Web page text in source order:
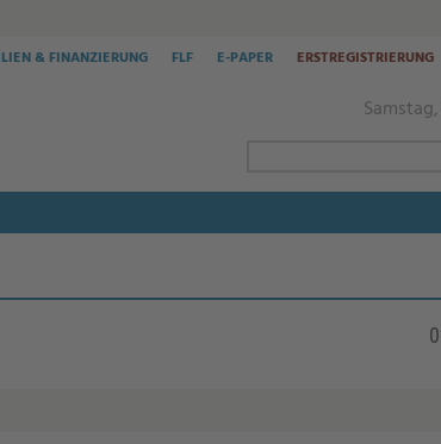
& FINANZIERUNG FLF E-PAPER ERSTREGISTRIERUNG